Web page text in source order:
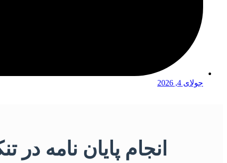
جولای 4, 2026
انجام پایان نامه